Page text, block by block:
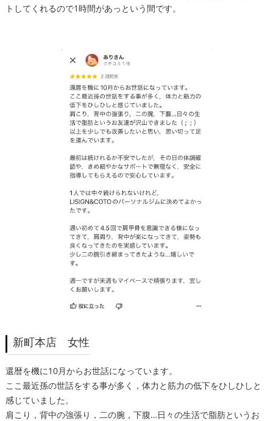
トしてくれるので1時間があっという間です。
新町本店 女性
還暦を機に10月からお世話になっています。
ここ最近孫の世話をする事が多く，体力と筋力の低下をひしひしと
感じていました。
肩こり，背中の強張り，二の腕，下腹…日々の生活で脂肪というお